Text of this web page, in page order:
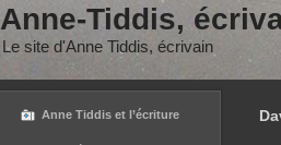
Anne-Tiddis,
Le site d'Anne Tiddis, écrivain
Anne Tiddis et l’écriture